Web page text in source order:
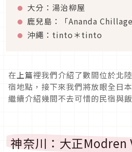
大分：湯治柳屋
鹿兒島：「Ananda Chillage
沖繩：tinto＊tinto
在 上篇裡我們介紹了數間位於北
宿地點，接下來我們將放眼全日
繼續介紹幾間不去可惜的民宿與
神奈川：大正Modren